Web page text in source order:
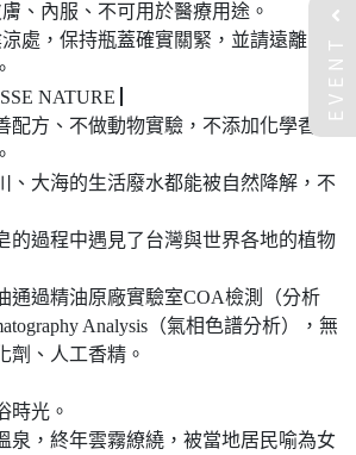
、內服、不可用於醫療用途。
處，保持瓶蓋確實關緊，並請遠離火
NATURE ▏
配方、不做動物實驗，不添加化學香
、大海的生活廢水都能被自然降解，不
的過程中遇見了台灣與世界各地的植物
通過精油原廠實驗室COA檢測（分析
Analysis（氣相色譜分析），無
劑、人工香精。
時光。
泉，終年雲霧繚繞，被當地居民喻為女
EVENT